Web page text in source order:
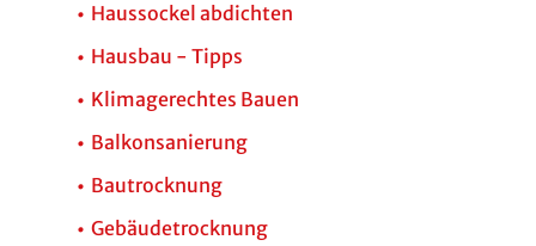
Haussockel abdichten
Hausbau - Tipps
Klimagerechtes Bauen
Balkonsanierung
Bautrocknung
Gebäudetrocknung